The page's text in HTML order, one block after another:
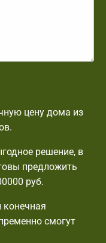
цену дома из
решение, в
предложить
руб.
конечная
смогут